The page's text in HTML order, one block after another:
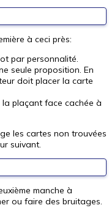
à ceci près:
par personnalité.
seule proposition. En
doit placer la carte
plaçant face cachée à
les cartes non trouvées
suivant.
manche à
ou faire des bruitages.